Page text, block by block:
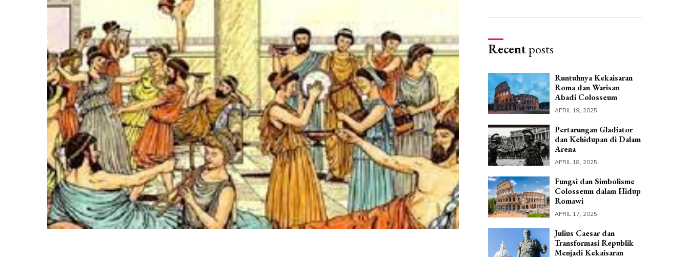
Recentposts
Runtuhnya Kekaisaran
Roma dan Warisan
Abadi Colosseum
APRIL 19, 2025
Pertarungan Gladiator
dan Kehidupan di Dalam
Arena
APRIL 18, 2025
Fungsi dan Simbolisme
Colosseum dalam Hidup
Romawi
APRIL 17, 2025
Julius Caesar dan
Transformasi Republik
Menjadi Kekaisaran